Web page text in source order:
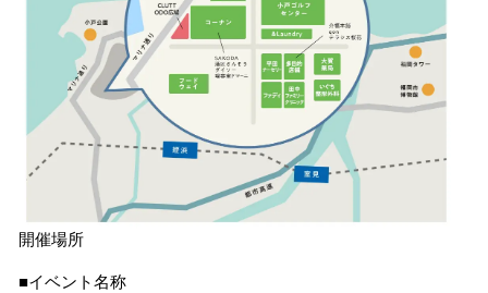
開催場所
■イベント名称